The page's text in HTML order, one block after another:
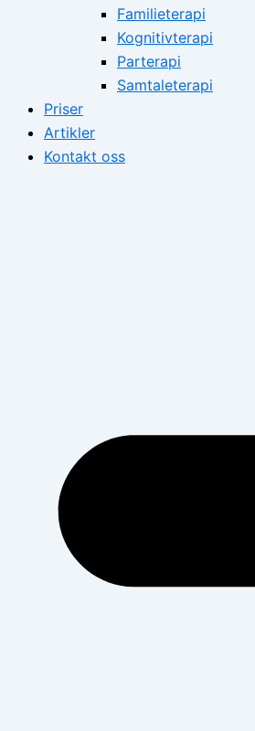
Familieterapi
Kognitivterapi
Parterapi
Samtaleterapi
Priser
Artikler
Kontakt oss